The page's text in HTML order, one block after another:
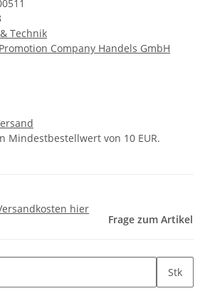
Technik
Company Handels GmbH
Mindestbestellwert von 10 EUR.
hier
Frage zum Artikel
Stk